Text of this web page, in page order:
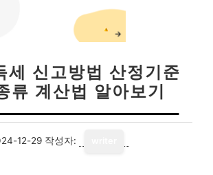
세 신고방법 산정기준
류 계산법 알아보기
12-29 작성자: